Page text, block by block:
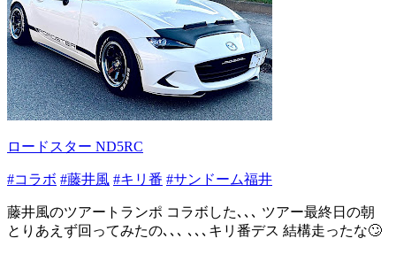
ロードスター ND5RC
#コラボ #藤井風 #キリ番 #サンドーム福井
藤井風のツアートランポ コラボした､､､ ツアー最終日の朝
とりあえず回ってみたの､､､ ､､､キリ番デス 結構走ったな🙄